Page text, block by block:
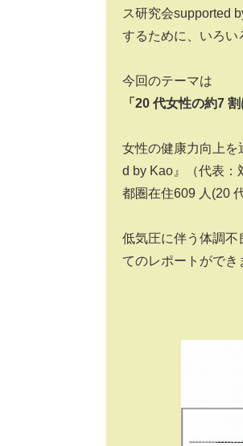
ス研究会supported
するために、いろい
今回のテーマは
「20 代女性の約7
女性の健康力向上を
d by Kao』（代表：
都圏在住609 人(20
低気圧に伴う体調不
てのレポートができ